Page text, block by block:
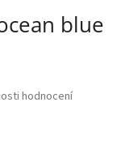
blue
hodnocení